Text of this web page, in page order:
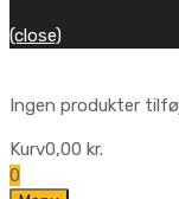
(close)
Ingen produkter
Kurv0,00 kr.
0